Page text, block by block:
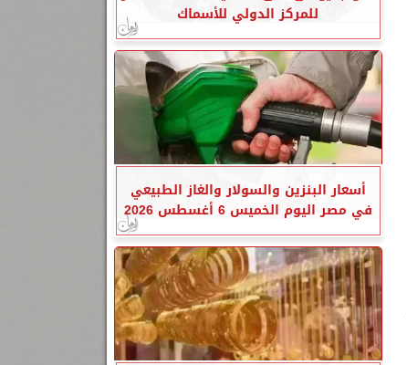
للمركز الدولي للأسماك
أسعار البنزين والسولار والغاز الطبيعي
في مصر اليوم الخميس 6 أغسطس 2026